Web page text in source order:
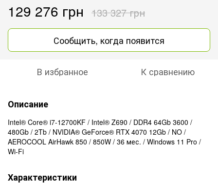
129 276 грн 133 327 грн
Сообщить, когда появится
В избранное К сравнению
Описание
Intel® Core® i7-12700KF / Intel® Z690 / DDR4 64Gb 3600 /
480Gb / 2Tb / NVIDIA® GeForce® RTX 4070 12Gb / NO /
AEROCOOL AirHawk 850 / 850W / 36 мес. / Windows 11 Pro /
Wi-Fi
Характеристики